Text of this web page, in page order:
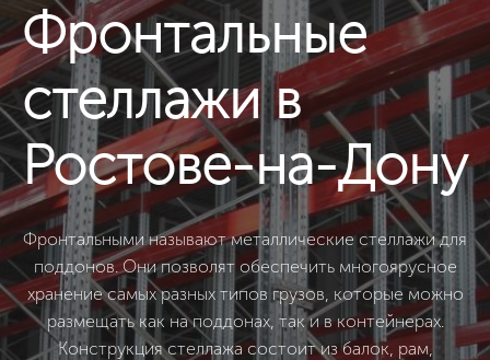
Фронтальные
стеллажи в
Ростове-на-Дону
Фронтальными называют металлические стеллажи для
поддонов. Они позволят обеспечить многоярусное
хранение самых разных типов грузов, которые можно
размещать как на поддонах, так и в контейнерах.
Конструкция стеллажа состоит из балок, рам,